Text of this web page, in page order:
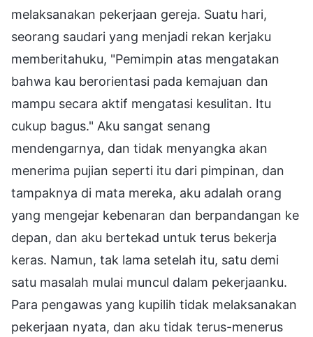
melaksanakan pekerjaan gereja. Suatu hari,
seorang saudari yang menjadi rekan kerjaku
memberitahuku, "Pemimpin atas mengatakan
bahwa kau berorientasi pada kemajuan dan
mampu secara aktif mengatasi kesulitan. Itu
cukup bagus." Aku sangat senang
mendengarnya, dan tidak menyangka akan
menerima pujian seperti itu dari pimpinan, dan
tampaknya di mata mereka, aku adalah orang
yang mengejar kebenaran dan berpandangan ke
depan, dan aku bertekad untuk terus bekerja
keras. Namun, tak lama setelah itu, satu demi
satu masalah mulai muncul dalam pekerjaanku.
Para pengawas yang kupilih tidak melaksanakan
pekerjaan nyata, dan aku tidak terus-menerus